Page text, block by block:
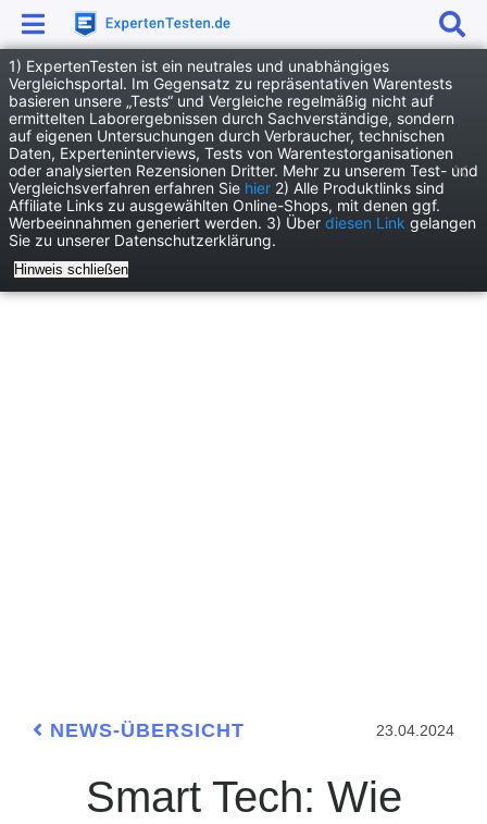
1) ExpertenTesten ist ein neutrales und unabhängiges
Vergleichsportal. Im Gegensatz zu repräsentativen Warentests
basieren unsere „Tests“ und Vergleiche regelmäßig nicht auf
ermittelten Laborergebnissen durch Sachverständige, sondern
auf eigenen Untersuchungen durch Verbraucher, technischen
Daten, Experteninterviews, Tests von Warentestorganisationen
oder analysierten Rezensionen Dritter. Mehr zu unserem Test- und
Vergleichsverfahren erfahren Sie hier 2) Alle Produktlinks sind
Affiliate Links zu ausgewählten Online-Shops, mit denen ggf.
Werbeeinnahmen generiert werden. 3) Über diesen Link gelangen
Sie zu unserer Datenschutzerklärung.
Hinweis schließen
News
Smart Tech: Wie intelligente Technologien unsere Freizeit revolutionieren
NEWS-ÜBERSICHT 23.04.2024
Smart Tech: Wie